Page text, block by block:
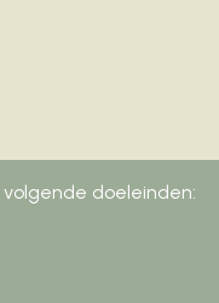
doeleinden: